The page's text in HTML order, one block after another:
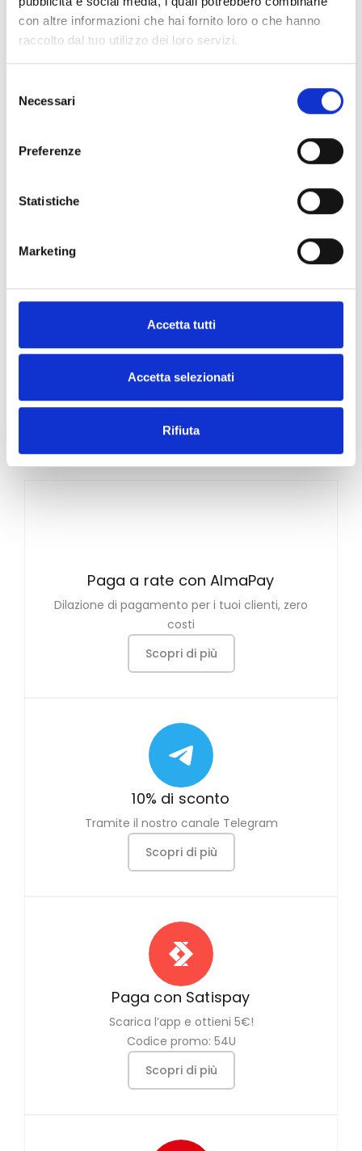
con altre informazioni che hai fornito loro o che hanno
raccolto dal tuo utilizzo dei loro servizi.
delNecessari
Preferenze
Statistiche
Marketing
Accetta tutti
Accetta selezionati
Rifiuta
Paga a rate con AlmaPay
Dilazione di pagamento per i tuoi clienti, zero
costi
Scopri di più
10% di sconto
Tramite il nostro canale Telegram
Scopri di più
Paga con Satispay
Scarica l’app e ottieni 5€!
Codice promo: 54U
Scopri di più